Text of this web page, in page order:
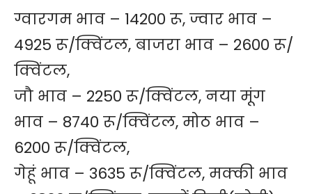
ग्वारगम भाव – 14200 रू, ज्वार भाव –
4925 रू/क्विंटल, बाजरा भाव – 2600 रू/
क्विंटल,
जौ भाव – 2250 रू/क्विंटल, नया मूंग
भाव – 8740 रू/क्विंटल, मोठ भाव –
6200 रू/क्विंटल,
गेहूं भाव – 3635 रू/क्विंटल, मक्की भाव